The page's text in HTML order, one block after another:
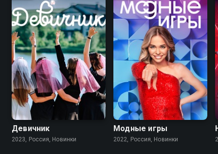
Девичник
2023, Россия, Новинки
Модные игры
2022, Россия, Новинки